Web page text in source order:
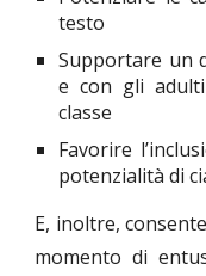
testo
Supportare un
e con gli
classe
Favorire
potenzialità di
E, inoltre,
momento di